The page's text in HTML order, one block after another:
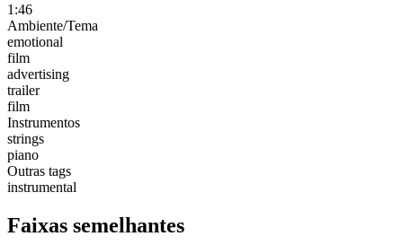
1:46
Ambiente/Tema
emotional
film
advertising
trailer
film
Instrumentos
strings
piano
Outras tags
instrumental
Faixas semelhantes